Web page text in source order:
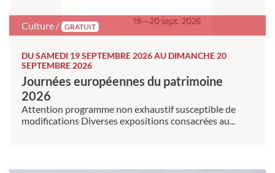
Culture / GRATUIT
DU SAMEDI 19 SEPTEMBRE 2026 AU DIMANCHE 20
SEPTEMBRE 2026
Journées européennes du patrimoine
2026
Attention programme non exhaustif susceptible de
modifications Diverses expositions consacrées au...